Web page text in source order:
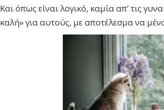
Και όπως είναι λογικό, καμία απ’ τις
καλή» για αυτούς, με αποτέλεσμα να